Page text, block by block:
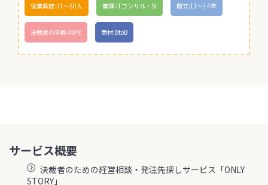
従業員数:31〜50人 業種:ITコンサル・SI 創立:11〜14年
決裁者の年齢:40代 商材:BtoB
サービス概要
決裁者のための経営相談・発注先探しサービス「ONLY
STORY」